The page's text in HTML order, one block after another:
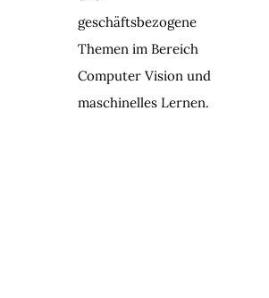
geschäftsbezogene
Themen im Bereich
Computer Vision und
maschinelles Lernen.